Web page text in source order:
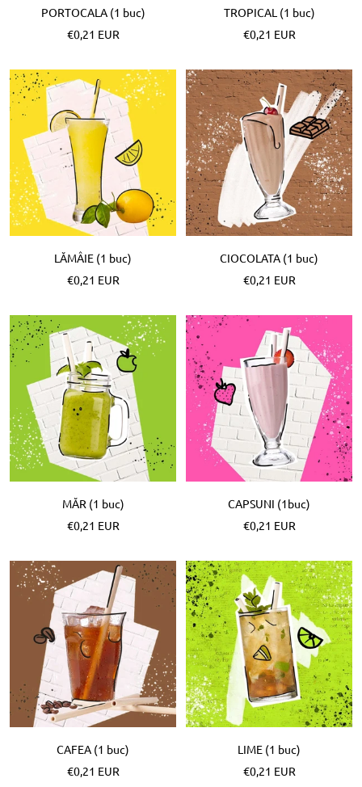
PORTOCALA (1 buc)
Pret
€0,21 EUR
TROPICAL (1 buc)
Pret
€0,21 EUR
LĂMÂIE (1 buc)
Pret
€0,21 EUR
CIOCOLATA (1 buc)
Pret
€0,21 EUR
MĂR (1 buc)
Pret
€0,21 EUR
CAPSUNI (1buc)
Pret
€0,21 EUR
CAFEA (1 buc)
Pret
€0,21 EUR
LIME (1 buc)
Pret
€0,21 EUR